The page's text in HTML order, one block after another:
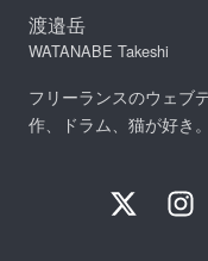
渡邉岳
WATANABE Takeshi
フリーランスのウェブ
作、ドラム、猫が好き。